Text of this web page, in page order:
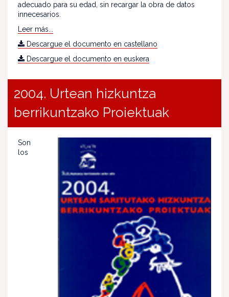
adecuado para su edad, sin recargar la obra de datos
innecesarios.
Leer más...
Descargue el documento en castellano
Descargue el documento en euskera
2004. Urtean hizkuntza
berrikuntzako Proiektuak
Son
los